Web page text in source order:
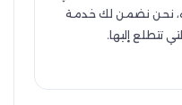
نحن نضمن لك خدمة
تتطلع إليها.